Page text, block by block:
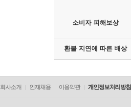
소비자 피해보상
환불 지연에 따른 배상
회사소개 인재채용 이용약관 개인정보처리방침